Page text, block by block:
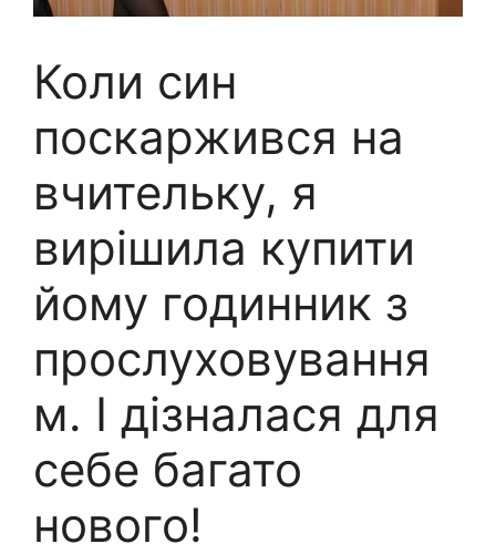
Коли син
поскаржився на
вчительку, я
вирішила купити
йому годинник з
прослуховування
м. І дізналася для
себе багато
нового!